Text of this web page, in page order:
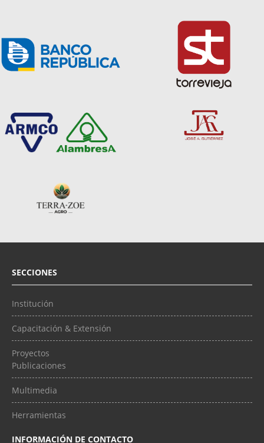
SECCIONES
Institución
Capacitación & Extensión
Proyectos
Publicaciones
Multimedia
Herramientas
INFORMACIÓN DE CONTACTO